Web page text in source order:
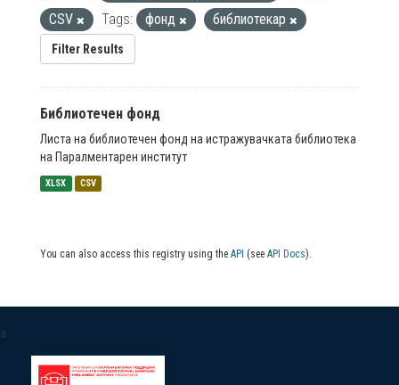
CSV
Tags: фонд библиотекар
Filter Results
Библиотечен фонд
Листа на библиотечен фонд на истражувачката библиотека
на Паралментарен институт
XLSX CSV
You can also access this registry using the API (see API Docs).
a